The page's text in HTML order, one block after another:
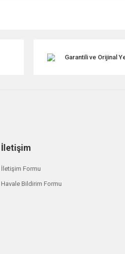
Garantili ve Orijinal
İletişim
İletişim Formu
Havale Bildirim Formu